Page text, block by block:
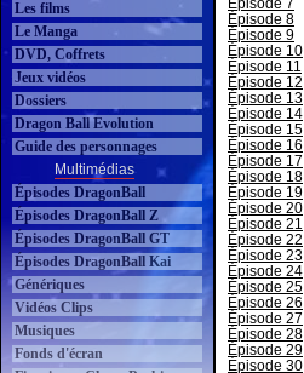
Les films
Le Manga
DVD, Coffrets
Jeux vidéos
Dossiers
Dragon Ball Evolution
Guide des personnages
Multimédias
Épisodes DragonBall
Épisodes DragonBall Z
Épisodes DragonBall GT
Épisodes DragonBall Kai
Génériques
Vidéos Clips
Musiques
Fonds d'écran
Épisode 7
Épisode 8
Épisode 9
Épisode 10
Épisode 11
Épisode 12
Épisode 13
Épisode 14
Épisode 15
Épisode 16
Épisode 17
Épisode 18
Épisode 19
Épisode 20
Épisode 21
Épisode 22
Épisode 23
Épisode 24
Épisode 25
Épisode 26
Épisode 27
Épisode 28
Épisode 29
Épisode 30